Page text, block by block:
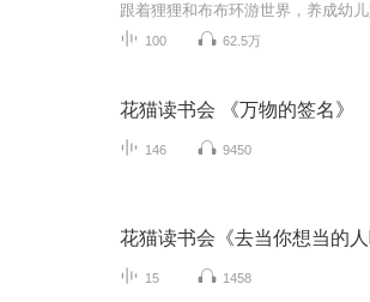
100 62.5万
花猫读书会 《万物的签名》
146 9450
花猫读书会《去当你想当的人
15 1458